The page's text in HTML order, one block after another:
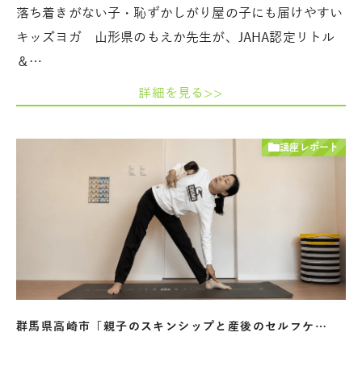
落ち着きがない子・恥ずかしがり屋の子にも届けやすい
キッズヨガ 山形県のもえか先生が、JAHA認定リトル
＆…
詳細を見る>>
講座レポート
群馬県高崎市「親子のスキンシップと産後のセルフケ…